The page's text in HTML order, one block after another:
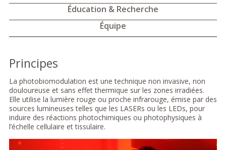
Éducation & Recherche
Équipe
Principes
La photobiomodulation est une technique non invasive, non
douloureuse et sans effet thermique sur les zones irradiées.
Elle utilise la lumière rouge ou proche infrarouge, émise par des
sources lumineuses telles que les LASERs ou les LEDs, pour
induire des réactions photochimiques ou photophysiques à
l’échelle cellulaire et tissulaire.